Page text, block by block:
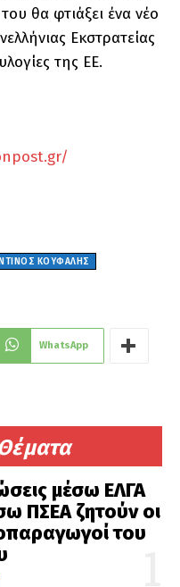
μέσω ΕΛΓΑ
ΠΣΕΑ ζητούν οι
του
θα φτιάξει ένα νέο
Εκστρατείας
της ΕΕ.
ΚΟΎΦΑΛΗΣ
WhatsApp